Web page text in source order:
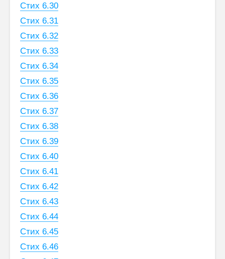
Стих 6.30
Стих 6.31
Стих 6.32
Стих 6.33
Стих 6.34
Стих 6.35
Стих 6.36
Стих 6.37
Стих 6.38
Стих 6.39
Стих 6.40
Стих 6.41
Стих 6.42
Стих 6.43
Стих 6.44
Стих 6.45
Стих 6.46